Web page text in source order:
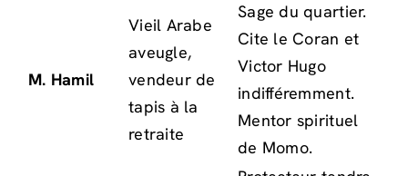
M. Hamil
Vieil Arabe
aveugle,
vendeur de
tapis à la
retraite
Sage du quartier.
Cite le Coran et
Victor Hugo
indifféremment.
Mentor spirituel
de Momo.